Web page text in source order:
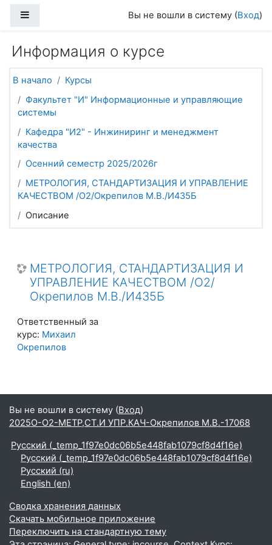
Вы не вошли в систему (Вход)
Информация о курсе
В начало
Курсы
Факультет "И" Информационные и управляющие
системы
Кафедра "И2" - Инжиниринг и менеджмент
качества
Осенний семестр 2025/2026г
МЕТРОЛОГИЯ, СТАНДАРТИЗАЦИЯ И УПРАВЛЕНИЕ
КАЧЕСТВОМ /О2/Окрепилов М.В./И435Б
Описание
МЕТРОЛОГИЯ, СТАНДАРТИЗАЦИЯ И
УПРАВЛЕНИЕ КАЧЕСТВОМ /О2/
Окрепилов М.В./И435Б
Ответственный за
курс: Михаил
Окрепилов
Вы не вошли в систему (Вход)
2025О-О2-МЕТР,СТ.И УПР.КАЧ-Окрепилов М.В.-17068
Русский ‎(_temp_1f97e0dc06b5e448fab1079cf8d4f16e)‎
Русский ‎(_temp_1f97e0dc06b5e448fab1079cf8d4f16e)‎
Русский ‎(ru)‎
English ‎(en)‎
Сводка хранения данных
Скачать мобильное приложение
Переключить на стандартную тему